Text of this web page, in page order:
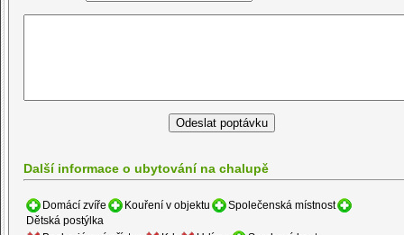
Další informace o ubytování na chalupě
Domácí zvíře Kouření v objektu
Společenská místnost
Dětská postýlka